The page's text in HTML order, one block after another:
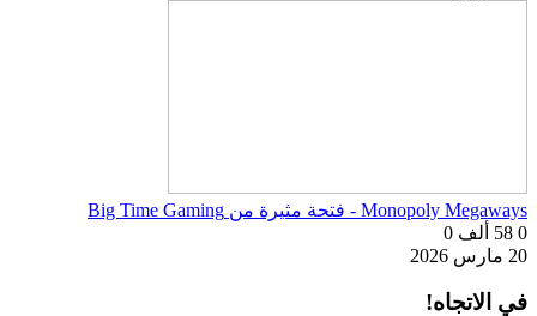
Monopoly Megaways - فتحة مثيرة من Big Time Gaming
0 58 ألف
0
20 مارس 2026
في الاتجاه!